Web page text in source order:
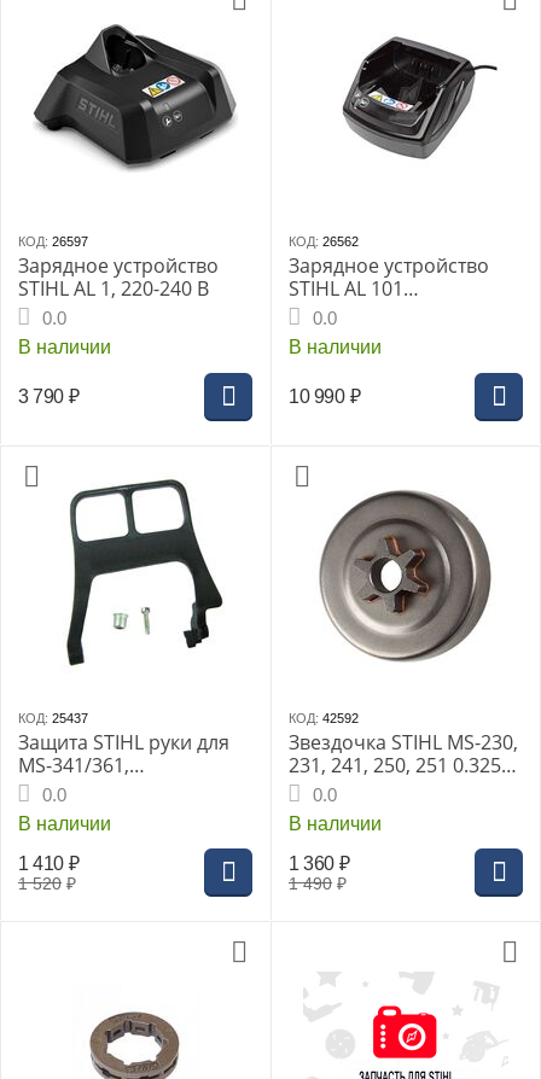
КОД: 26597
Зарядное устройство
STIHL AL 1, 220-240 В
0.0
В наличии
3 790 ₽
КОД: 26562
Зарядное устройство
STIHL AL 101
(48504302520)
0.0
В наличии
10 990 ₽
КОД: 25437
Защита STIHL руки для
MS-341/361,
(11357909100)
0.0
В наличии
1 520 ₽
1 410 ₽
КОД: 42592
Звездочка STIHL MS-230,
231, 241, 250, 251 0.325"
7z (в сборе с чашкой
сцепления)
0.0
В наличии
1 490 ₽
1 360 ₽